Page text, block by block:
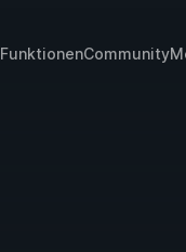
FunktionenCommunity